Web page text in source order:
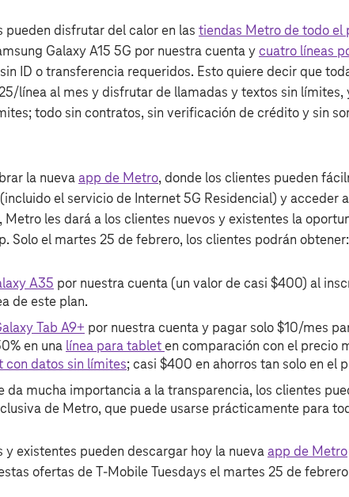
pueden disfrutar del calor en las tiendas Metro de todo el
Galaxy A15 5G por nuestra cuenta y cuatro líneas
ID o transferencia requeridos. Esto quiere decir que
línea al mes y disfrutar de llamadas y textos sin límites,
todo sin contratos, sin verificación de crédito y sin
la nueva app de Metro, donde los clientes pueden
el servicio de Internet 5G Residencial) y acceder
, Metro les dará a los clientes nuevos y existentes la
Solo el martes 25 de febrero, los clientes podrán obtener:
A35 por nuestra cuenta (un valor de casi $400) al
de este plan.
Tab A9+ por nuestra cuenta y pagar solo $10/mes
en una línea para tablet en comparación con el precio
con datos sin límites; casi $400 en ahorros tan solo en el
da mucha importancia a la transparencia, los clientes
de Metro, que puede usarse prácticamente para
y existentes pueden descargar hoy la nueva app de Metro
ofertas de T‑Mobile Tuesdays el martes 25 de